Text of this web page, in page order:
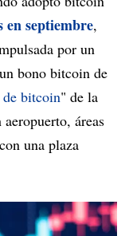
en septiembre,
por un
bono bitcoin de
bitcoin" de la
áreas
una plaza